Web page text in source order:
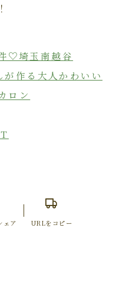
♡埼玉南越谷
作る大人かわいい
ロン
ェア URLをコピー